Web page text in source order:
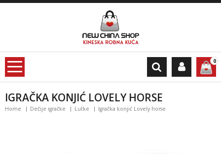
0
IGRAČKA KONJIĆ LOVELY HORSE
Home Dečije igračke Lutke Igračka konjić Lovely horse